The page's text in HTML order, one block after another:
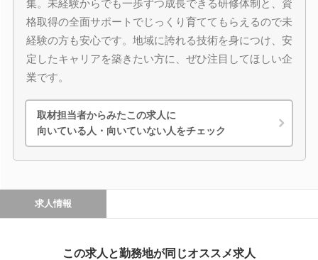
集。未経験からでも一歩ずつ成長できる研修体制と、資
格取得の全面サポートでじっくり育ててもらえるので未
経験の方も安心です。地域に誇れる技術を身につけ、安
定したキャリアを築きたい方に、ぜひ注目してほしい企
業です。
取材担当者からみたこの求人に
向いている人・向いていない人をチェック
求人情報
この求人と勤務地が同じオススメ求人